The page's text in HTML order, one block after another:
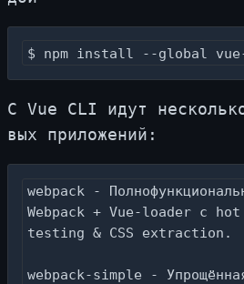
$ npm install --global
С Vue CLI идут
вых при­ло­же­ний:
webpack -
Webpack + Vue-loader с
testing & CSS extraction.
webpack-simple -